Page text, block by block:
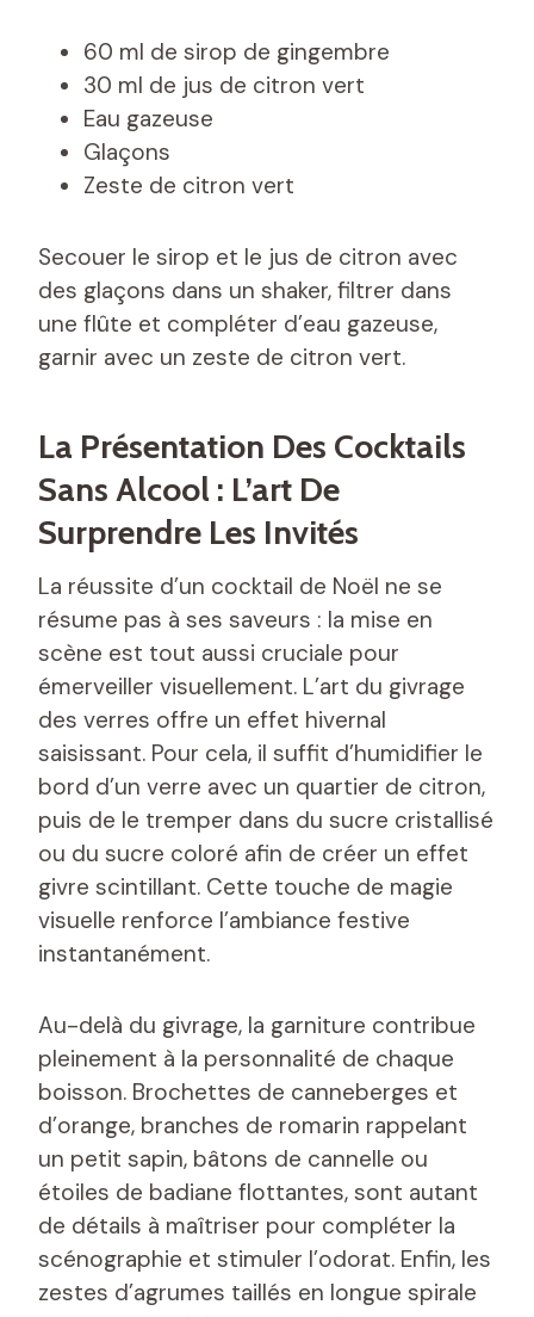
60 ml de sirop de gingembre
30 ml de jus de citron vert
Eau gazeuse
Glaçons
Zeste de citron vert
Secouer le sirop et le jus de citron avec
des glaçons dans un shaker, filtrer dans
une flûte et compléter d’eau gazeuse,
garnir avec un zeste de citron vert.
La Présentation Des Cocktails
Sans Alcool : L’art De
Surprendre Les Invités
La réussite d’un cocktail de Noël ne se
résume pas à ses saveurs : la mise en
scène est tout aussi cruciale pour
émerveiller visuellement. L’art du givrage
des verres offre un effet hivernal
saisissant. Pour cela, il suffit d’humidifier le
bord d’un verre avec un quartier de citron,
puis de le tremper dans du sucre cristallisé
ou du sucre coloré afin de créer un effet
givre scintillant. Cette touche de magie
visuelle renforce l’ambiance festive
instantanément.
Au-delà du givrage, la garniture contribue
pleinement à la personnalité de chaque
boisson. Brochettes de canneberges et
d’orange, branches de romarin rappelant
un petit sapin, bâtons de cannelle ou
étoiles de badiane flottantes, sont autant
de détails à maîtriser pour compléter la
scénographie et stimuler l’odorat. Enfin, les
zestes d’agrumes taillés en longue spirale